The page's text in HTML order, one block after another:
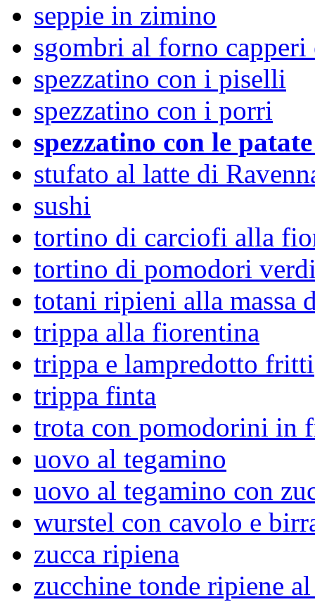
seppie in zimino
sgombri al forno capperi
spezzatino con i piselli
spezzatino con i porri
spezzatino con le
stufato al latte di
sushi
tortino di carciofi alla
tortino di pomodori
totani ripieni alla massa
trippa alla fiorentina
trippa e lampredotto fritti
trippa finta
trota con pomodorini in
uovo al tegamino
uovo al tegamino con
wurstel con cavolo e
zucca ripiena
zucchine tonde ripiene